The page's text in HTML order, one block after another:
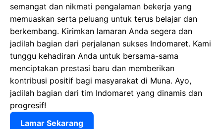
semangat dan nikmati pengalaman bekerja yang
memuaskan serta peluang untuk terus belajar dan
berkembang. Kirimkan lamaran Anda segera dan
jadilah bagian dari perjalanan sukses Indomaret. Kami
tunggu kehadiran Anda untuk bersama-sama
menciptakan prestasi baru dan memberikan
kontribusi positif bagi masyarakat di Muna. Ayo,
jadilah bagian dari tim Indomaret yang dinamis dan
progresif!
Lamar Sekarang